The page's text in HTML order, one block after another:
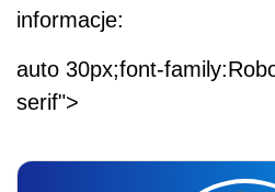
informacje:
auto 30px;font-
serif">